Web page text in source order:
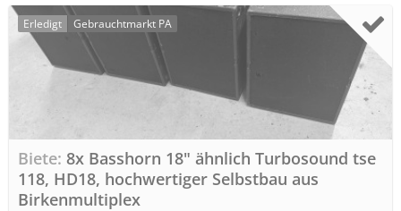
Erledigt Gebrauchtmarkt PA
Biete 8x Basshorn 18" ähnlich Turbosound tse
118, HD18, hochwertiger Selbstbau aus
Birkenmultiplex